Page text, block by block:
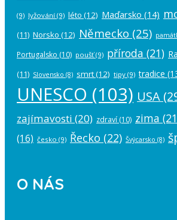
(9) lyžování (9) léto (12) Maďarsko (14)
(11) Norsko (12) Německo (25)
Portugalsko (10) poušť(9) příroda (21)
(11) Slovensko (8) smrt(12) tipy (9) tradice
UNESCO (103) USA
zajímavosti (20) zdraví (10) zima
(16) česko (9) Řecko (22) Švýcarsko (8)
O NÁS